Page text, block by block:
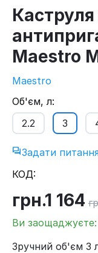
Maestro
Maestro
Об'єм, л:
2.2
3
Задати
КОД:
грн.1 164
Ви заощаджуєте:
Зручний об'єм 3